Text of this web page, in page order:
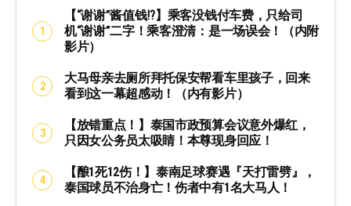
【“谢谢”酱值钱⁉️】乘客没钱付车费，只给司
机“谢谢”二字！乘客澄清：是一场误会！（内附
影片）
大马母亲去厕所拜托保安帮看车里孩子，回来
看到这一幕超感动！（内有影片）
【放错重点！】泰国市政预算会议意外爆红，
只因女公务员太吸睛！本尊现身回应！
【酿1死12伤！】泰南足球赛遇『天打雷劈』，
泰国球员不治身亡！伤者中有1名大马人！